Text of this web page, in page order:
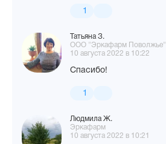
1
Татьяна З.
ООО "Эркафарм Поволжье"
10 августа 2022 в 10:22
Спасибо!
1
Людмила Ж.
Эркафарм
10 августа 2022 в 10:21